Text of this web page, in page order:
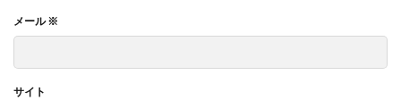
メール※
サイト